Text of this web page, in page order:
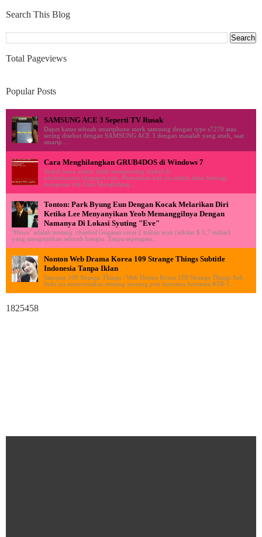
Search This Blog
Total Pageviews
Popular Posts
SAMSUNG ACE 3 Seperti TV Rusak
Dapet kasus sebuah smartphone merk samsung dengan type s7270 atau
sering disebut dengan SAMSUNG ACE 3 dengan masalah yang aneh, saat
smartp...
Cara Menghilangkan GRUB4DOS di Windows 7
Sudah lama admin tidak memposting artikel di
ululardiyanto.blogspot.com. Pertemuan kali ini admin akan berbagi
mengenai trik Cara Menghilang...
Tonton: Park Byung Eun Dengan Kocak Melarikan Diri
Ketika Lee Menyanyikan Yeob Memanggilnya Dengan
Namanya Di Lokasi Syuting "Eve"
"Hawa" adalah tentang chaebol Gugatan cerai 2 triliun won (sekitar $ 1,7 miliar)
yang mengejutkan seluruh bangsa. Tanpa sepengeta...
Nonton Web Drama Korea 109 Strange Things Subtitle
Indonesia Tanpa Iklan
Sinopsis 109 Strange Things : Web Drama Korea 109 Strange Things Sub
Indo ini menceritakan tentang seorang pria bernama bernama KDI-1...
1825458